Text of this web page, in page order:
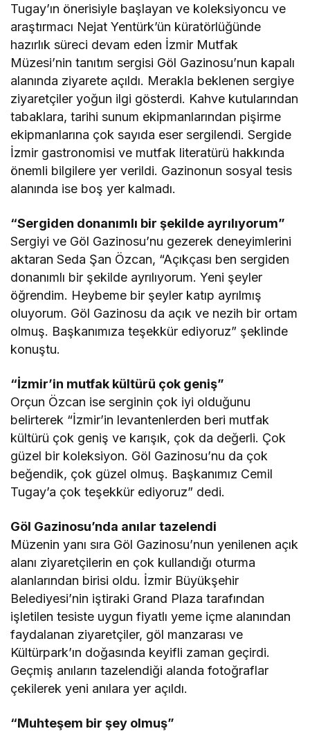
Tugay’ın önerisiyle başlayan ve koleksiyoncu ve
araştırmacı Nejat Yentürk’ün küratörlüğünde
hazırlık süreci devam eden İzmir Mutfak
Müzesi’nin tanıtım sergisi Göl Gazinosu’nun kapalı
alanında ziyarete açıldı. Merakla beklenen sergiye
ziyaretçiler yoğun ilgi gösterdi. Kahve kutularından
tabaklara, tarihi sunum ekipmanlarından pişirme
ekipmanlarına çok sayıda eser sergilendi. Sergide
İzmir gastronomisi ve mutfak literatürü hakkında
önemli bilgilere yer verildi. Gazinonun sosyal tesis
alanında ise boş yer kalmadı.
“Sergiden donanımlı bir şekilde ayrılıyorum”
Sergiyi ve Göl Gazinosu’nu gezerek deneyimlerini
aktaran Seda Şan Özcan, “Açıkçası ben sergiden
donanımlı bir şekilde ayrılıyorum. Yeni şeyler
öğrendim. Heybeme bir şeyler katıp ayrılmış
oluyorum. Göl Gazinosu da açık ve nezih bir ortam
olmuş. Başkanımıza teşekkür ediyoruz” şeklinde
konuştu.
“İzmir’in mutfak kültürü çok geniş”
Orçun Özcan ise serginin çok iyi olduğunu
belirterek “İzmir’in levantenlerden beri mutfak
kültürü çok geniş ve karışık, çok da değerli. Çok
güzel bir koleksiyon. Göl Gazinosu’nu da çok
beğendik, çok güzel olmuş. Başkanımız Cemil
Tugay’a çok teşekkür ediyoruz” dedi.
Göl Gazinosu’nda anılar tazelendi
Müzenin yanı sıra Göl Gazinosu’nun yenilenen açık
alanı ziyaretçilerin en çok kullandığı oturma
alanlarından birisi oldu. İzmir Büyükşehir
Belediyesi’nin iştiraki Grand Plaza tarafından
işletilen tesiste uygun fiyatlı yeme içme alanından
faydalanan ziyaretçiler, göl manzarası ve
Kültürpark’ın doğasında keyifli zaman geçirdi.
Geçmiş anıların tazelendiği alanda fotoğraflar
çekilerek yeni anılara yer açıldı.
“Muhteşem bir şey olmuş”